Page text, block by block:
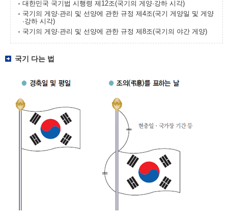
대한민국 국기법 시행령 제12조(국기의 게양·강하 시각)
국기의 게양·관리 및 선양에 관한 규정 제4조(국기 게양일 및 게양
·강하 시각)
국기의 게양·관리 및 선양에 관한 규정 제8조(국기의 야간 게양)
국기 다는 법